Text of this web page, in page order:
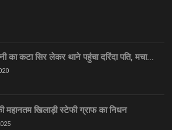
का कटा सिर लेकर थाने पहुंचा दरिंदा पति, मचा…
महानतम खिलाड़ी स्टेफी ग्राफ का निधन